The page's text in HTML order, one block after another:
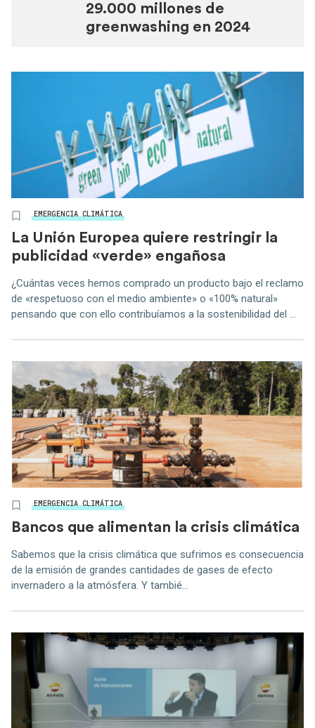
29.000 millones de
greenwashing en 2024
EMERGENCIA CLIMÁTICA
La Unión Europea quiere restringir la
publicidad «verde» engañosa
¿Cuántas veces hemos comprado un producto bajo el reclamo
de «respetuoso con el medio ambiente» o «100% natural»
pensando que con ello contribuíamos a la sostenibilidad del ...
EMERGENCIA CLIMÁTICA
Bancos que alimentan la crisis climática
Sabemos que la crisis climática que sufrimos es consecuencia
de la emisión de grandes cantidades de gases de efecto
invernadero a la atmósfera. Y tambié...